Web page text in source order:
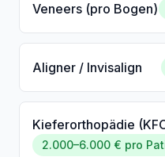
Veneers (pro Bogen)
Aligner / Invisalign
Kieferorthopädie
2.000–6.000 € pro